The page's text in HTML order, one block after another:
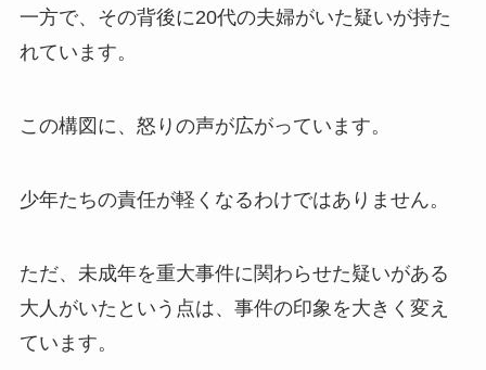
一方で、その背後に20代の夫婦がいた疑いが持た
れています。
この構図に、怒りの声が広がっています。
少年たちの責任が軽くなるわけではありません。
ただ、未成年を重大事件に関わらせた疑いがある
大人がいたという点は、事件の印象を大きく変え
ています。